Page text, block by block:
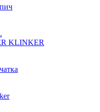
KLINKER